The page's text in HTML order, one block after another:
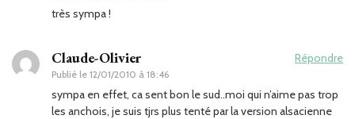
très sympa !
Claude-Olivier
Publié le 12/01/2010 à 18:46
Répondre
sympa en effet, ca sent bon le sud..moi qui n’aime pas trop
les anchois, je suis tjrs plus tenté par la version alsacienne